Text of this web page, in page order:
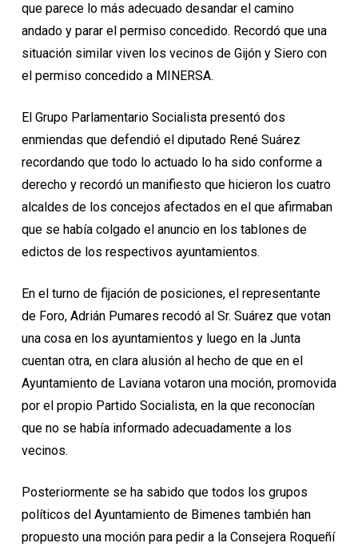
que parece lo más adecuado desandar el camino
andado y parar el permiso concedido. Recordó que una
situación similar viven los vecinos de Gijón y Siero con
el permiso concedido a MINERSA.
El Grupo Parlamentario Socialista presentó dos
enmiendas que defendió el diputado René Suárez
recordando que todo lo actuado lo ha sido conforme a
derecho y recordó un manifiesto que hicieron los cuatro
alcaldes de los concejos afectados en el que afirmaban
que se había colgado el anuncio en los tablones de
edictos de los respectivos ayuntamientos.
En el turno de fijación de posiciones, el representante
de Foro, Adrián Pumares recodó al Sr. Suárez que votan
una cosa en los ayuntamientos y luego en la Junta
cuentan otra, en clara alusión al hecho de que en el
Ayuntamiento de Laviana votaron una moción, promovida
por el propio Partido Socialista, en la que reconocían
que no se había informado adecuadamente a los
vecinos.
Posteriormente se ha sabido que todos los grupos
políticos del Ayuntamiento de Bimenes también han
propuesto una moción para pedir a la Consejera Roqueñí